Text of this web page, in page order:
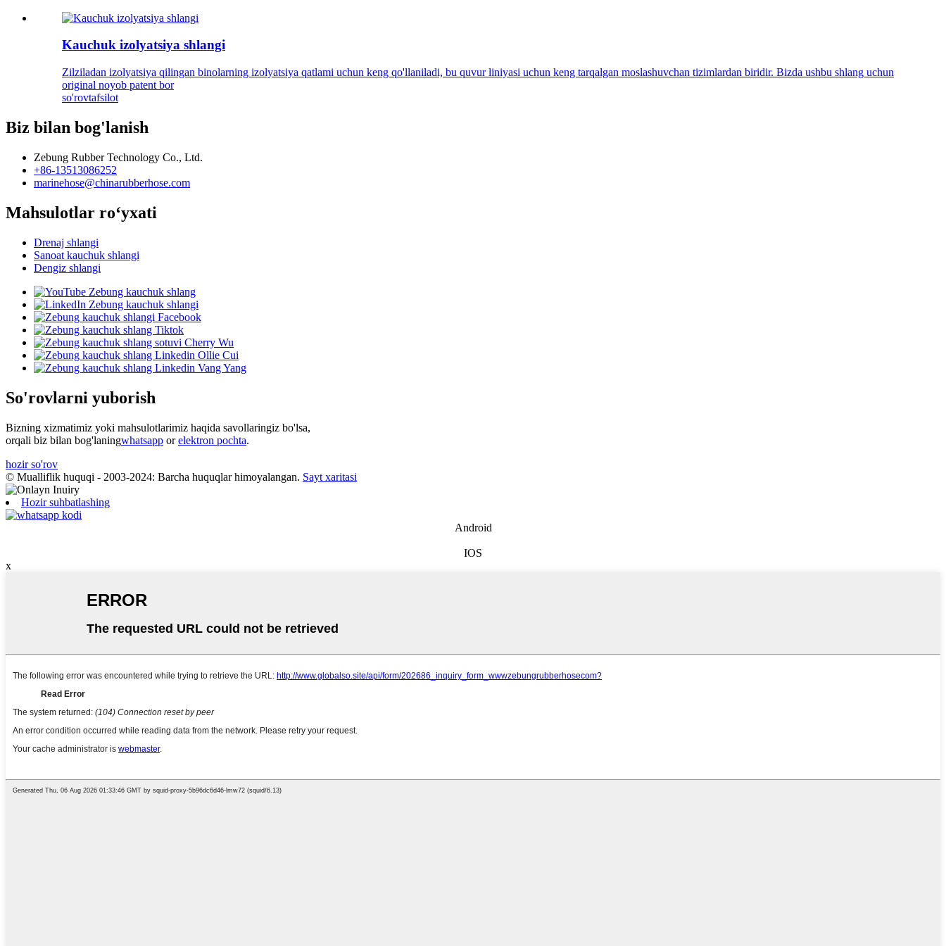
Kauchuk izolyatsiya shlangi
Zilziladan izolyatsiya qilingan binolarning izolyatsiya qatlami uchun keng qo'llaniladi, bu quvur liniyasi uchun keng tarqalgan moslashuvchan tizimlardan biridir. Bizda ushbu shlang uchun
original noyob patent bor
so'rovtafsilot
Biz bilan bog'lanish
Zebung Rubber Technology Co., Ltd.
+86-13513086252
marinehose@chinarubberhose.com
Mahsulotlar roʻyxati
Drenaj shlangi
Sanoat kauchuk shlangi
Dengiz shlangi
So'rovlarni yuborish
Bizning xizmatimiz yoki mahsulotlarimiz haqida savollaringiz bo'lsa,
orqali biz bilan bog'laningwhatsapp orelektron pochta.
hozir so'rov
© Mualliflik huquqi - 2003-2024: Barcha huquqlar himoyalangan. Sayt xaritasi
Hozir suhbatlashing
Android
IOS
x